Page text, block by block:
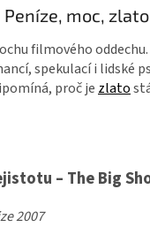
moc, zlato
filmového
spekulací i lidské
proč je zlato
– The Big
2007